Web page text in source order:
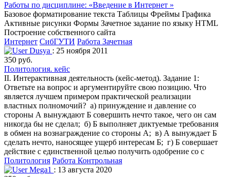
Работы по дисциплине: «Введение в Интернет »
Базовое форматирование текста Таблицы Фреймы Графика
Активные рисунки Формы Зачетное задание по языку HTML
Построение собственного сайта
Интернет СибГУТИ Работа Зачетная
Dusya : 25 ноября 2011
350 руб.
Политология. кейс
II. Интерактивная деятельность (кейс-метод). Задание 1:
Ответьте на вопрос и аргументируйте свою позицию. Что
является лучшем примером практической реализации
властных полномочий? а) принуждение и давление со
стороны А вынуждают Б совершить нечто такое, чего он сам
никогда бы не сделал; б) Б выполняет диктуемые требования
в обмен на вознаграждение со стороны А; в) А вынуждает Б
сделать нечто, наносящее ущерб интересам Б; г) Б совершает
действие с единственной целью получить одобрение со с
Политология Работа Контрольная
Mega1 : 13 августа 2020